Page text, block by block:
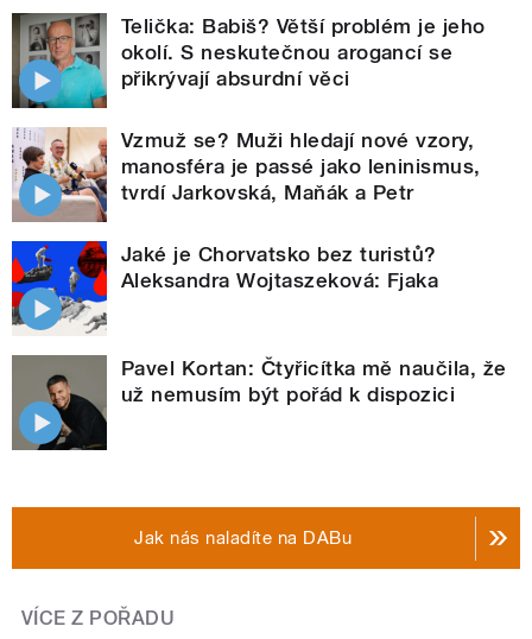
Telička: Babiš? Větší problém je jeho
okolí. S neskutečnou arogancí se
přikrývají absurdní věci
Vzmuž se? Muži hledají nové vzory,
manosféra je passé jako leninismus,
tvrdí Jarkovská, Maňák a Petr
Jaké je Chorvatsko bez turistů?
Aleksandra Wojtaszeková: Fjaka
Pavel Kortan: Čtyřicítka mě naučila, že
už nemusím být pořád k dispozici
Jak nás naladíte na DABu
VÍCE Z POŘADU